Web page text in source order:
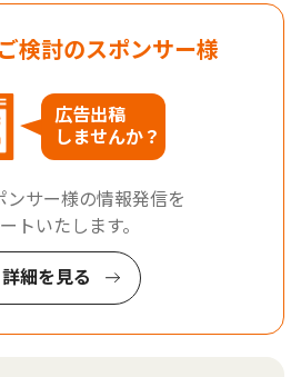
検討のスポンサー様
広告出稿
しませんか？
ンサー様の情報発信を
トいたします。
詳細を見る